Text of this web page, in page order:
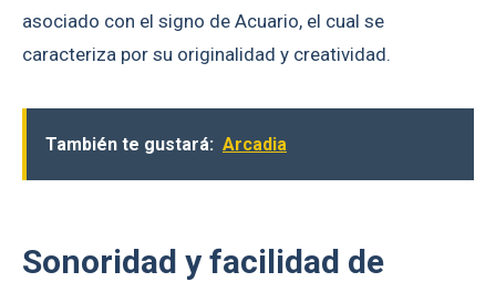
asociado con el signo de Acuario, el cual se
caracteriza por su originalidad y creatividad.
También te gustará: Arcadia
Sonoridad y facilidad de